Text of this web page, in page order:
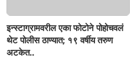
इन्स्टाग्रामवरील एका फोटोने पोहोचवलं
थेट पोलीस ठाण्यात; १९ वर्षीय तरुण
अटकेत..